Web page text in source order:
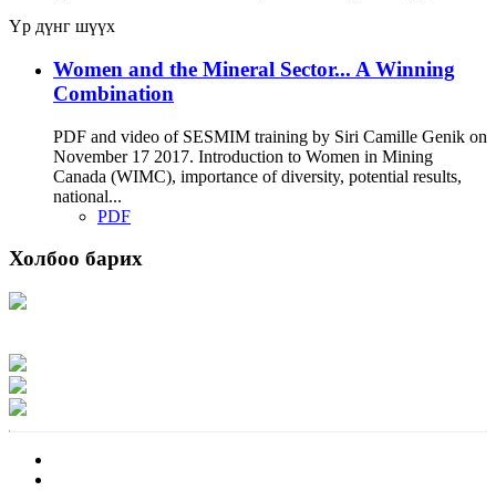
Үр дүнг шүүх
Women and the Mineral Sector... A Winning
Combination
PDF and video of SESMIM training by Siri Camille Genik on
November 17 2017. Introduction to Women in Mining
Canada (WIMC), importance of diversity, potential results,
national...
PDF
Холбоо барих